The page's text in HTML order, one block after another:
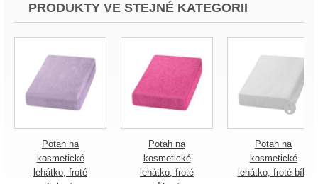
PRODUKTY VE STEJNÉ KATEGORII
Potah na
kosmetické
lehátko, froté
Potah na
kosmetické
lehátko, froté
Potah na
kosmetické
lehátko, froté bílý